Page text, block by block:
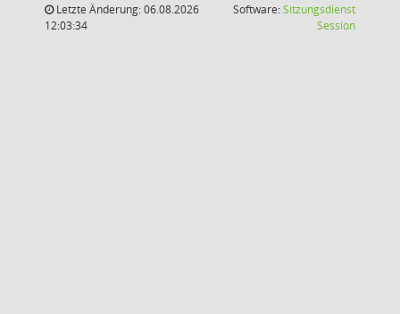
Letzte Änderung: 06.08.2026
12:03:34
Software:Sitzungsdienst
Session(Wird in